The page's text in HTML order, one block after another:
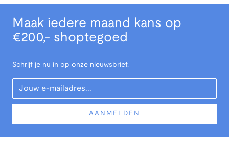
Maak iedere maand kans op
€200,- shoptegoed
Schrijf je nu in op onze nieuwsbrief.
Your Email
AANMELDEN